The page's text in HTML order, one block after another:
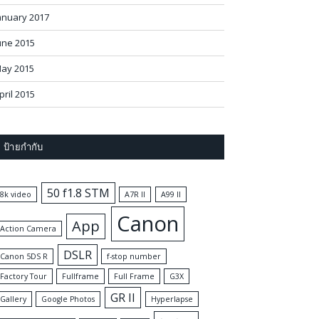
2017
2015
2015
2015
ป้ายกำกับ
8k video 50 f1.8 STM A7R II A99 II
Action Camera App Canon
Canon 5DS R DSLR
f-stop number
Factory Tour
Fullframe Full Frame G3X
Gallery Google Photos GR II Hyperlapse